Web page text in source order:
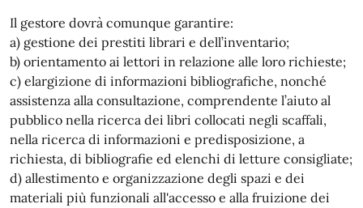
Il gestore dovrà comunque garantire:
a) gestione dei prestiti librari e dell’inventario;
b) orientamento ai lettori in relazione alle loro richieste;
c) elargizione di informazioni bibliografiche, nonché
assistenza alla consultazione, comprendente l’aiuto al
pubblico nella ricerca dei libri collocati negli scaffali,
nella ricerca di informazioni e predisposizione, a
richiesta, di bibliografie ed elenchi di letture consigliate;
d) allestimento e organizzazione degli spazi e dei
materiali più funzionali all'accesso e alla fruizione dei